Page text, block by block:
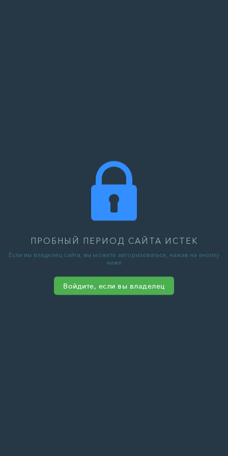
ПРОБНЫЙ ПЕРИОД САЙТА ИСТЕК
Если вы владелец сайта, вы можете авторизоваться, нажав на кнопку
ниже
Войдите, если вы владелец